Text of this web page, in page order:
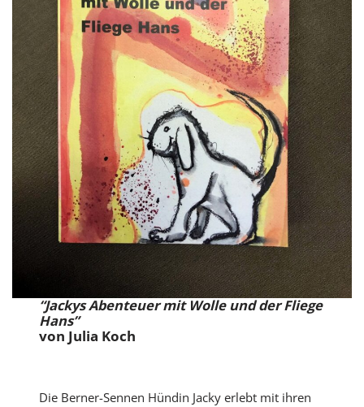
“Jackys Abenteuer mit Wolle und der Fliege
Hans”
von Julia Koch
Die Berner-Sennen Hündin Jacky erlebt mit ihren